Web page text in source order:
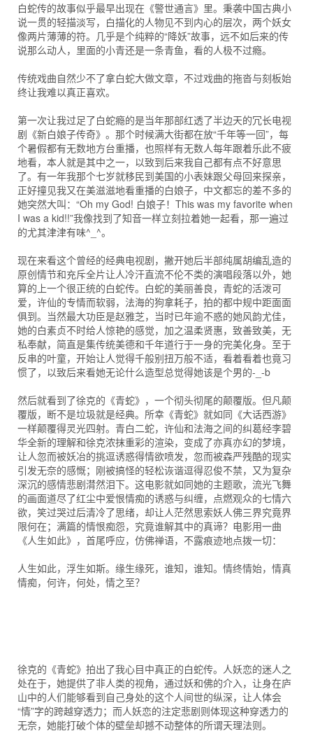
白蛇传的故事似乎最早出现在《警世通言》里。秉袭中国古典小
说一贯的轻描淡写，白描化的人物见不到内心的层次，两个妖女
像两片薄薄的符。几乎是个纯粹的“降妖”故事，远不如后来的传
说那么动人，里面的小青还是一条青鱼，看的人极不过瘾。
传统戏曲自然少不了拿白蛇大做文章，不过戏曲的拖沓与刻板始
终让我难以真正喜欢。
第一次让我过足了白蛇瘾的是当年那部红透了半边天的冗长电视
剧《新白娘子传奇》。那个时候满大街都在放“千年等一回”，每
个暑假都有无数地方台重播，也照样有无数人每年跟着乐此不疲
地看，本人就是其中之一，以致到后来我自己都有点不好意思
了。有一年我那个七岁就移民到美国的小表妹跟父母回来探亲，
正好撞见我又在美滋滋地看重播的白娘子，中文都忘的差不多的
她突然大叫：“Oh my God! 白娘子！This was my favorite when
I was a kid!!”我像找到了知音一样立刻拉着她一起看，那一遍过
的尤其津津有味^_^。
现在来看这个曾经的经典电视剧，撇开她后半部纯属胡编乱造的
原创情节和充斥全片让人冷汗直流不伦不类的演唱段落以外，她
算的上一个很正统的白蛇传。白蛇的美丽善良，青蛇的活泼可
爱，许仙的专情而软弱，法海的狗拿耗子，拍的都中规中距面面
俱到。当然最大功臣是赵雅芝，当时已年逾不惑的她风韵尤佳，
她的白素贞不时给人惊艳的感觉，加之温柔贤惠，致善致美，无
私奉献，简直是集传统美德和千年道行于一身的完美化身。至于
反串的叶童，开始让人觉得千般别扭万般不适，看着看着也竟习
惯了，以致后来看她无论什么造型总觉得她该是个男的-_-b
然后就看到了徐克的《青蛇》，一个彻头彻尾的颠覆版。但凡颠
覆版，断不是垃圾就是经典。所幸《青蛇》就如同《大话西游》
一样颠覆得灵光四射。青白二蛇，许仙和法海之间的纠葛经李碧
华全新的理解和徐克浓抹重彩的渲染，变成了亦真亦幻的梦境，
让人忽而被妖冶的挑逗诱惑得情欲喷发，忽而被森严残酷的现实
引发无奈的感慨；刚被搞怪的轻松诙谐逗得忍俊不禁，又为复杂
深沉的感情悲剧潸然泪下。这电影就如同她的主题歌，流光飞舞
的画面道尽了红尘中爱恨情痴的诱惑与纠缠，点燃观众的七情六
欲，笑过哭过后清冷了思绪，却让人茫然思索妖人佛三界究竟界
限何在；满篇的情恨痴怨，究竟谁解其中的真谛？电影用一曲
《人生如此》，首尾呼应，仿佛禅语，不露痕迹地点拨一切：
人生如此，浮生如斯。缘生缘死，谁知，谁知。情终情始，情真
情痴，何许，何处，情之至？
徐克的《青蛇》拍出了我心目中真正的白蛇传。人妖恋的迷人之
处在于，她提供了非人类的视角，通过妖和佛的介入，让身在庐
山中的人们能够看到自己身处的这个人间世的纵深，让人体会
“情”字的跨越穿透力；而人妖恋的注定悲剧则体现这种穿透力的
无奈，她能打破个体的壁垒却撼不动整体的所谓天理法则。